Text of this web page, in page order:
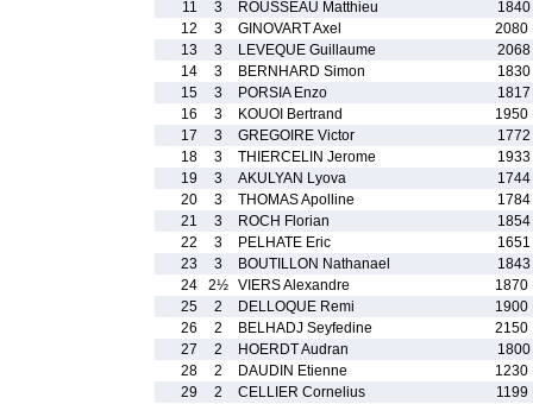
11
3 ROUSSEAU Matthieu
1840
12
3 GINOVART Axel
2080
13
3 LEVEQUE Guillaume
2068
14
3 BERNHARD Simon
1830
15
3 PORSIA Enzo
1817
16
3 KOUOI Bertrand
1950
17
3 GREGOIRE Victor
1772
18
3 THIERCELIN Jerome
1933
19
3 AKULYAN Lyova
1744
20
3 THOMAS Apolline
1784
21
3 ROCH Florian
1854
22
3 PELHATE Eric
1651
23
3 BOUTILLON Nathanael
1843
24
2½ VIERS Alexandre
1870
25
2 DELLOQUE Remi
1900
26
2 BELHADJ Seyfedine
2150
27
2 HOERDT Audran
1800
28
2 DAUDIN Etienne
1230
29
2 CELLIER Cornelius
1199